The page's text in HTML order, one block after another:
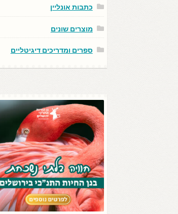
כתבות אונליין
מוצרים שונים
ספרים ומדריכים דיגיטליים